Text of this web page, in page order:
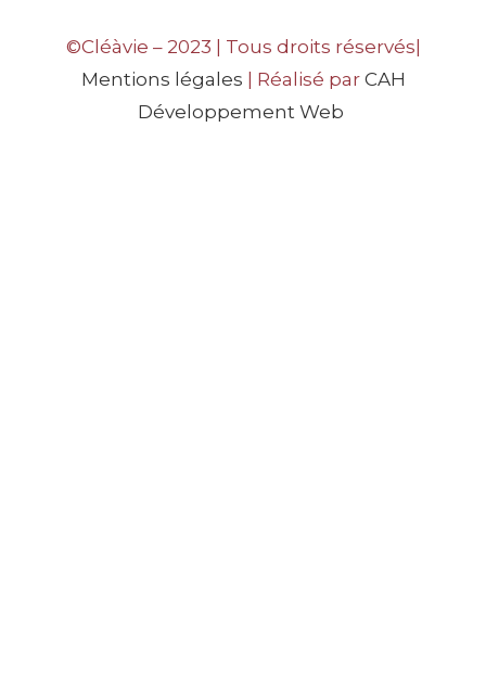
©Cléàvie – 2023 | Tous droits réservés|
Mentions légales | Réalisé par CAH
Développement Web